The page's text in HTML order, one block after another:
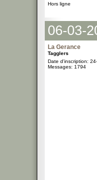
Hors ligne
06-03-
La Gerance
Tagglers
Date d'inscription:
Messages: 1794